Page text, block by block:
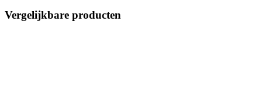
Vergelijkbare producten